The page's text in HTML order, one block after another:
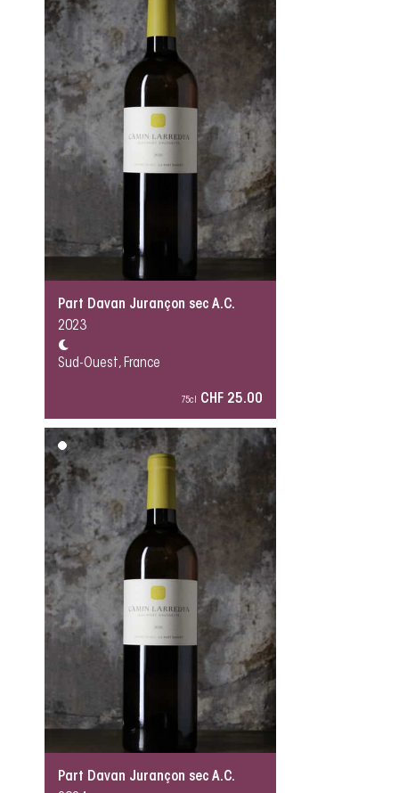
Part Davan Jurançon sec A.C.
2023
Sud-Ouest, France
75cl CHF 25.00
Part Davan Jurançon sec A.C.